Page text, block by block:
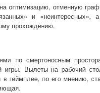
оптимизацию, отменную
и «неинтересных»,
прохождению.
по смертоносным
игры. Вылеты на рабочий
в геймплее, по его мнению,